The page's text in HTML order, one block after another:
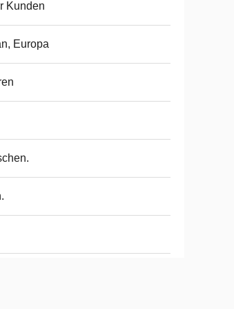
Kunden
Europa